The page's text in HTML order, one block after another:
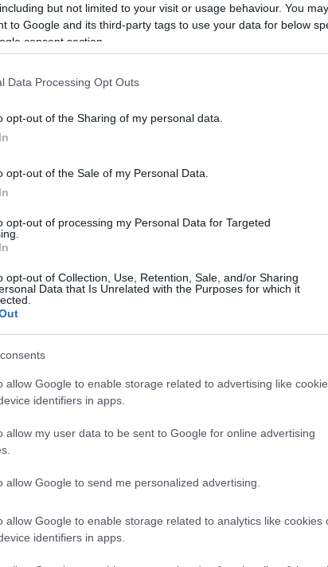
but not limited to your visit or usage behaviour. You
to Google and its third-party tags to use your data for below
consent section.
Data Processing Opt Outs
opt-out of the Sharing of my personal data.
opt-out of the Sale of my Personal Data.
opt-out of processing my Personal Data for Targeted
opt-out of Collection, Use, Retention, Sale, and/or Sharing
Data that Is Unrelated with the Purposes for which it
allow Google to enable storage related to advertising like
identifiers in apps.
allow my user data to be sent to Google for online advertising
allow Google to send me personalized advertising.
allow Google to enable storage related to analytics like cookies
identifiers in apps.
Pinterest
szoknyákért,ezt már az MTV
hogy vajon érdemes-e ezt
választott erre az alkalomra, mely